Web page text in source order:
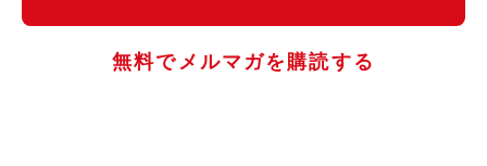
無料でメルマガを購読する